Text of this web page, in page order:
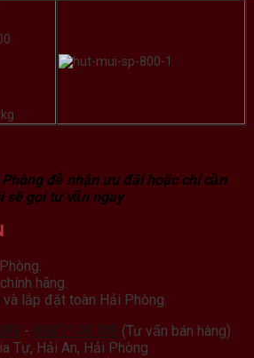
để nhận ưu đãi hoặc chỉ cần
sẽ gọi tư vấn ngay
hãng.
lắp đặt toàn Hải Phòng.
- 0987.148.788 (Tư vấn bán hàng)
Tự, Hải An, Hải Phòng